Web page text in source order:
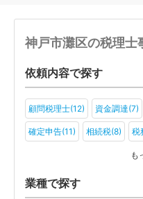
神戸市灘区の税理士
依頼内容で探す
顧問税理士(12) 資金調達(7)
確定申告(11) 相続税(8) 税
も
業種で探す